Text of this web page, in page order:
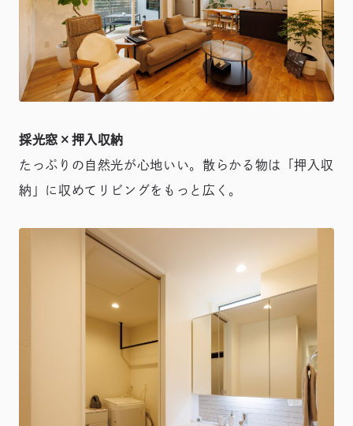
採光窓×押入収納
たっぷりの自然光が心地いい。散らかる物は「押入収
納」に収めてリビングをもっと広く。